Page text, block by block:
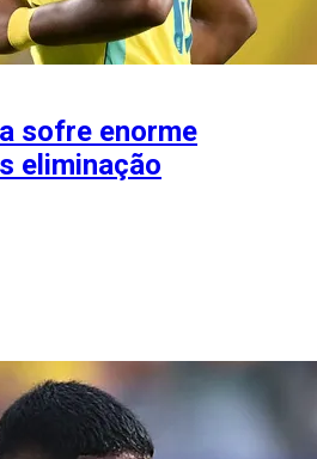
sofre enorme
eliminação